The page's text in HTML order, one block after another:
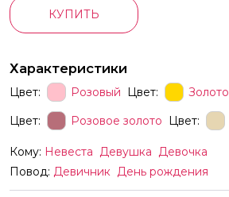
КУПИТЬ
Характеристики
Цвет: Розовый Цвет:
Золото
Цвет:
Розовое золото Цвет:
Кому: Невеста Девушка Девочка
Повод: Девичник День рождения